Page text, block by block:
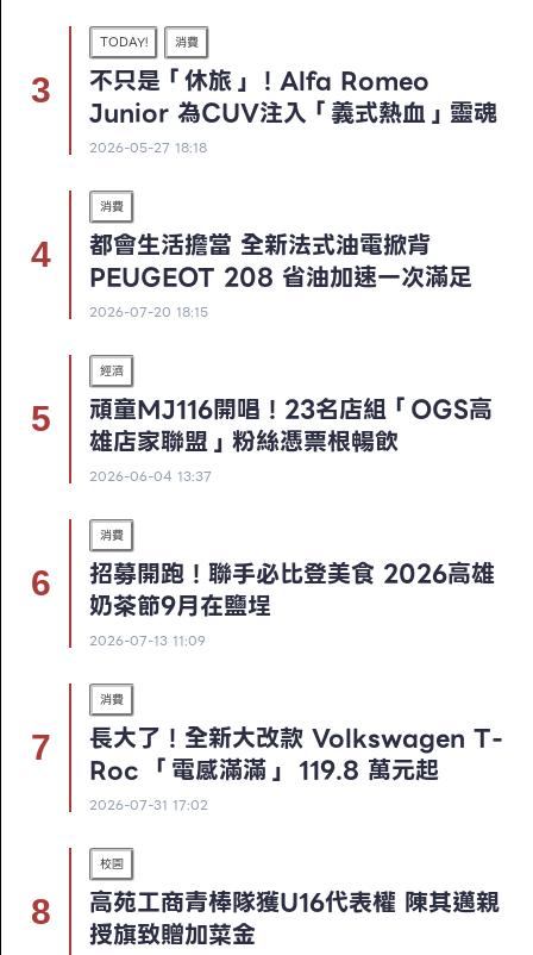
TODAY! 消費
不只是「休旅」！Alfa Romeo
Junior 為CUV注入「義式熱血」靈魂
2026-05-27 18:18
消費
都會生活擔當 全新法式油電掀背
PEUGEOT 208 省油加速一次滿足
2026-07-20 18:15
經濟
頑童MJ116開唱！23名店組「OGS高
雄店家聯盟」粉絲憑票根暢飲
2026-06-04 13:37
消費
招募開跑！聯手必比登美食 2026高雄
奶茶節9月在鹽埕
2026-07-13 11:09
消費
長大了！全新大改款 Volkswagen T-
Roc 「電感滿滿」 119.8 萬元起
2026-07-31 17:02
校園
高苑工商青棒隊獲U16代表權 陳其邁親
授旗致贈加菜金